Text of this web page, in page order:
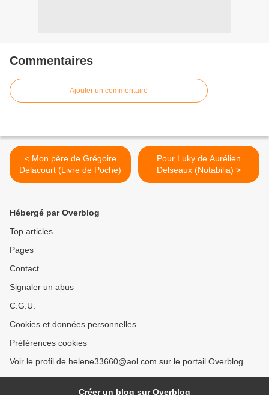
Commentaires
Ajouter un commentaire
< Mon père de Grégoire
Delacourt (Livre de Poche)
Pour Luky de Aurélien
Delseaux (Notabilia) >
Hébergé par Overblog
Top articles
Pages
Contact
Signaler un abus
C.G.U.
Cookies et données personnelles
Préférences cookies
Voir le profil de helene33660@aol.com sur le portail Overblog
Créer un blog sur Overblog